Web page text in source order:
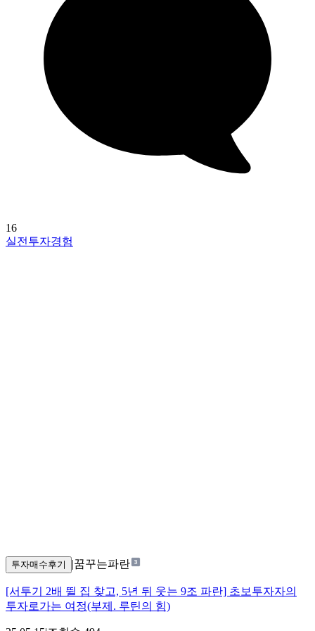
16
실전투자경험
투자매수후기 |꿈꾸는파란
[서투기 2배 뛸 집 찾고, 5년 뒤 웃는 9조 파란] 초보투자자의
투자로가는 여정(부제. 루틴의 힘)